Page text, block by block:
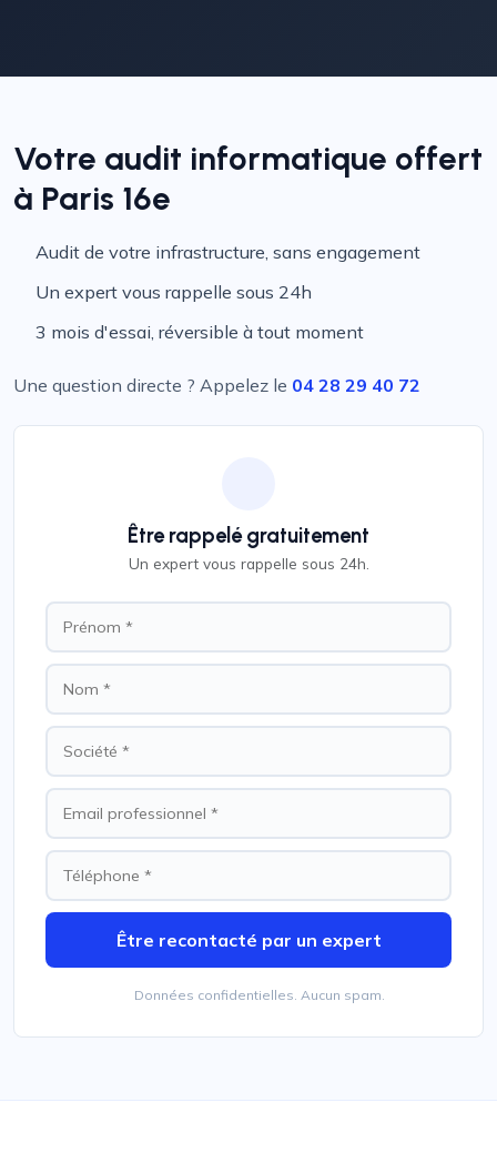
Votre audit informatique offert
à Paris 16e
Audit de votre infrastructure, sans engagement
Un expert vous rappelle sous 24h
3 mois d'essai, réversible à tout moment
Une question directe ? Appelez le 04 28 29 40 72
Être rappelé gratuitement
Un expert vous rappelle sous 24h.
Être recontacté par un expert
Données confidentielles. Aucun spam.